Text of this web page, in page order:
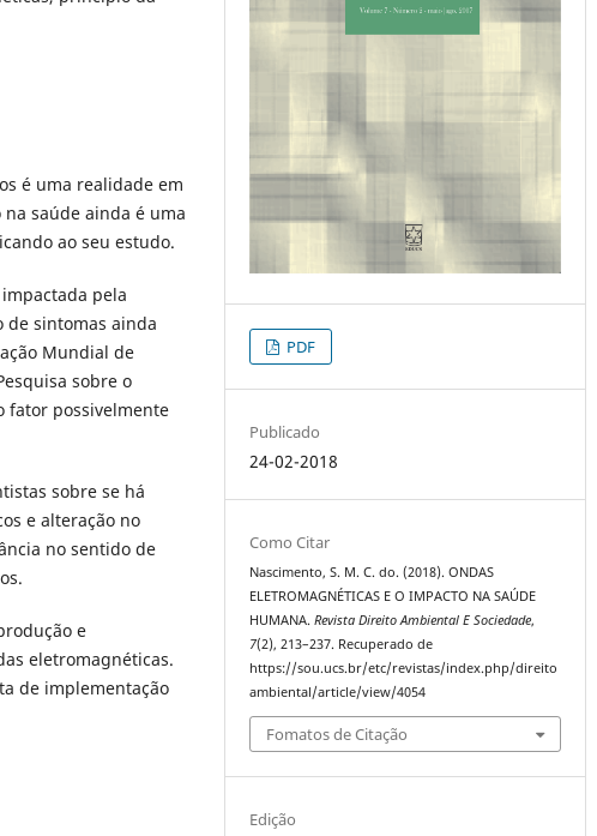
é uma realidade em
saúde ainda é uma
ao seu estudo.
pela
de sintomas ainda
Mundial de
sobre o
fator possivelmente
sobre se há
e alteração no
no sentido de
e
eletromagnéticas.
de implementação
PDF
Publicado
24-02-2018
Como Citar
Nascimento, S. M. C. do. (2018). ONDAS
ELETROMAGNÉTICAS E O IMPACTO NA SAÚDE
HUMANA.Revista Direito Ambiental E Sociedade,
7(2), 213–237. Recuperado de
https://sou.ucs.br/etc/revistas/index.php/direito
ambiental/article/view/4054
Fomatos de Citação
Edição